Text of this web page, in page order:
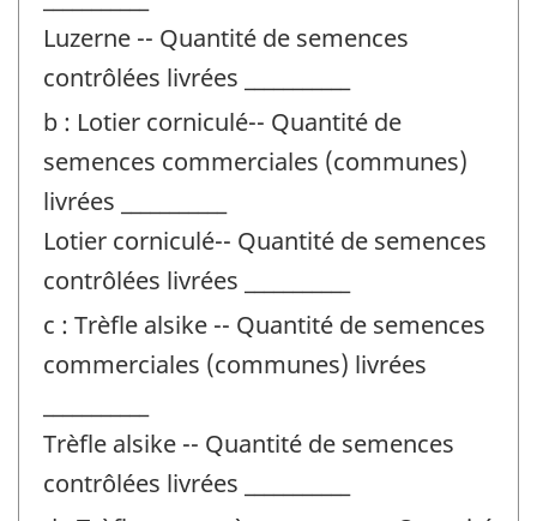
Luzerne -- Quantité de semences
contrôlées livrées ___________
b : Lotier corniculé-- Quantité de
semences commerciales (communes)
livrées ___________
Lotier corniculé-- Quantité de semences
contrôlées livrées ___________
c : Trèfle alsike -- Quantité de semences
commerciales (communes) livrées
Trèfle alsike -- Quantité de semences
contrôlées livrées ___________